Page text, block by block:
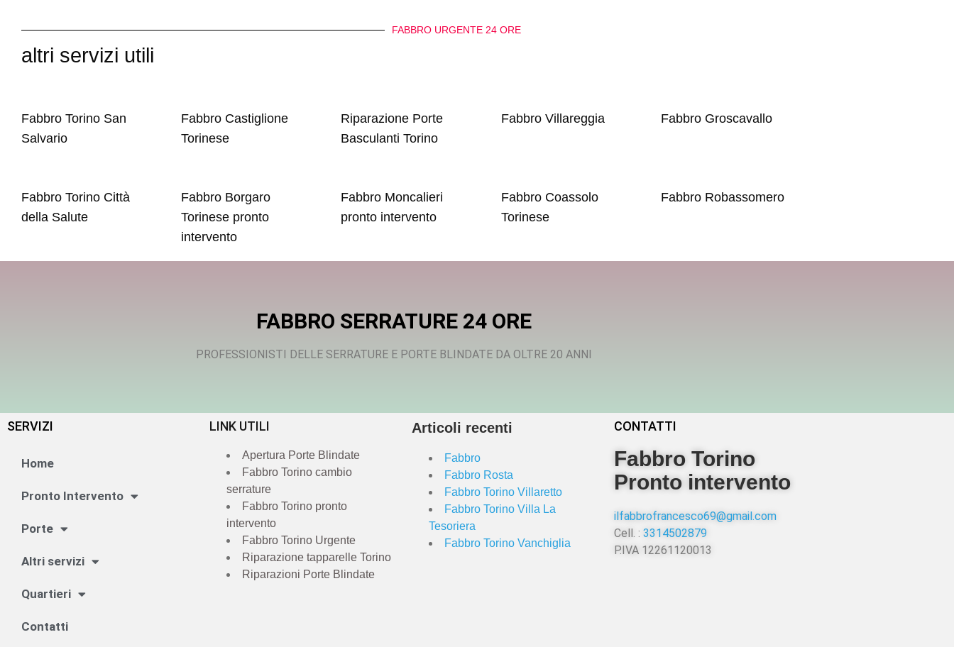
FABBRO URGENTE 24 ORE
altri servizi utili
Fabbro Torino San
Salvario
Fabbro Castiglione
Torinese
Riparazione Porte
Basculanti Torino
Fabbro Villareggia Fabbro Groscavallo
Fabbro Torino Città
della Salute
Fabbro Borgaro
Torinese pronto
intervento
Fabbro Moncalieri
pronto intervento
Fabbro Coassolo
Torinese
Fabbro Robassomero
FABBRO SERRATURE 24 ORE
PROFESSIONISTI DELLE SERRATURE E PORTE BLINDATE DA OLTRE 20 ANNI
SERVIZI
Home
Pronto Intervento
Porte
Altri servizi
Quartieri
Contatti
LINK UTILI
Apertura Porte Blindate
Fabbro Torino cambio
serrature
Fabbro Torino pronto
intervento
Fabbro Torino Urgente
Riparazione tapparelle Torino
Riparazioni Porte Blindate
Articoli recenti
Fabbro
Fabbro Rosta
Fabbro Torino Villaretto
Fabbro Torino Villa La
Tesoriera
Fabbro Torino Vanchiglia
CONTATTI
Fabbro Torino
Pronto intervento
ilfabbrofrancesco69@gmail.com
Cell. : 3314502879
P.IVA 12261120013